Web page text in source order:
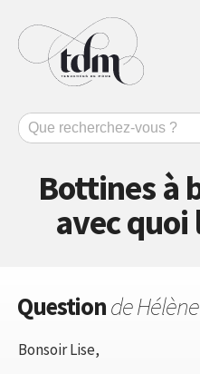
Bottines à
avec quoi
Questionde Hélène
Bonsoir Lise,